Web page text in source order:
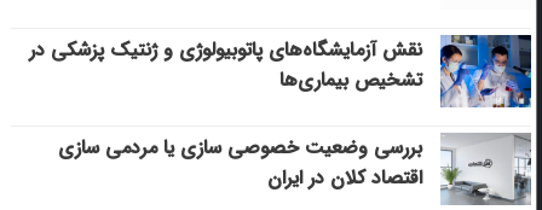
نقش آزمایشگاه‌های پاتوبیولوژی و ژنتیک پزشکی در
تشخیص بیماری‌ها
بررسی وضعیت خصوصی سازی یا مردمی سازی
اقتصاد کلان در ایران